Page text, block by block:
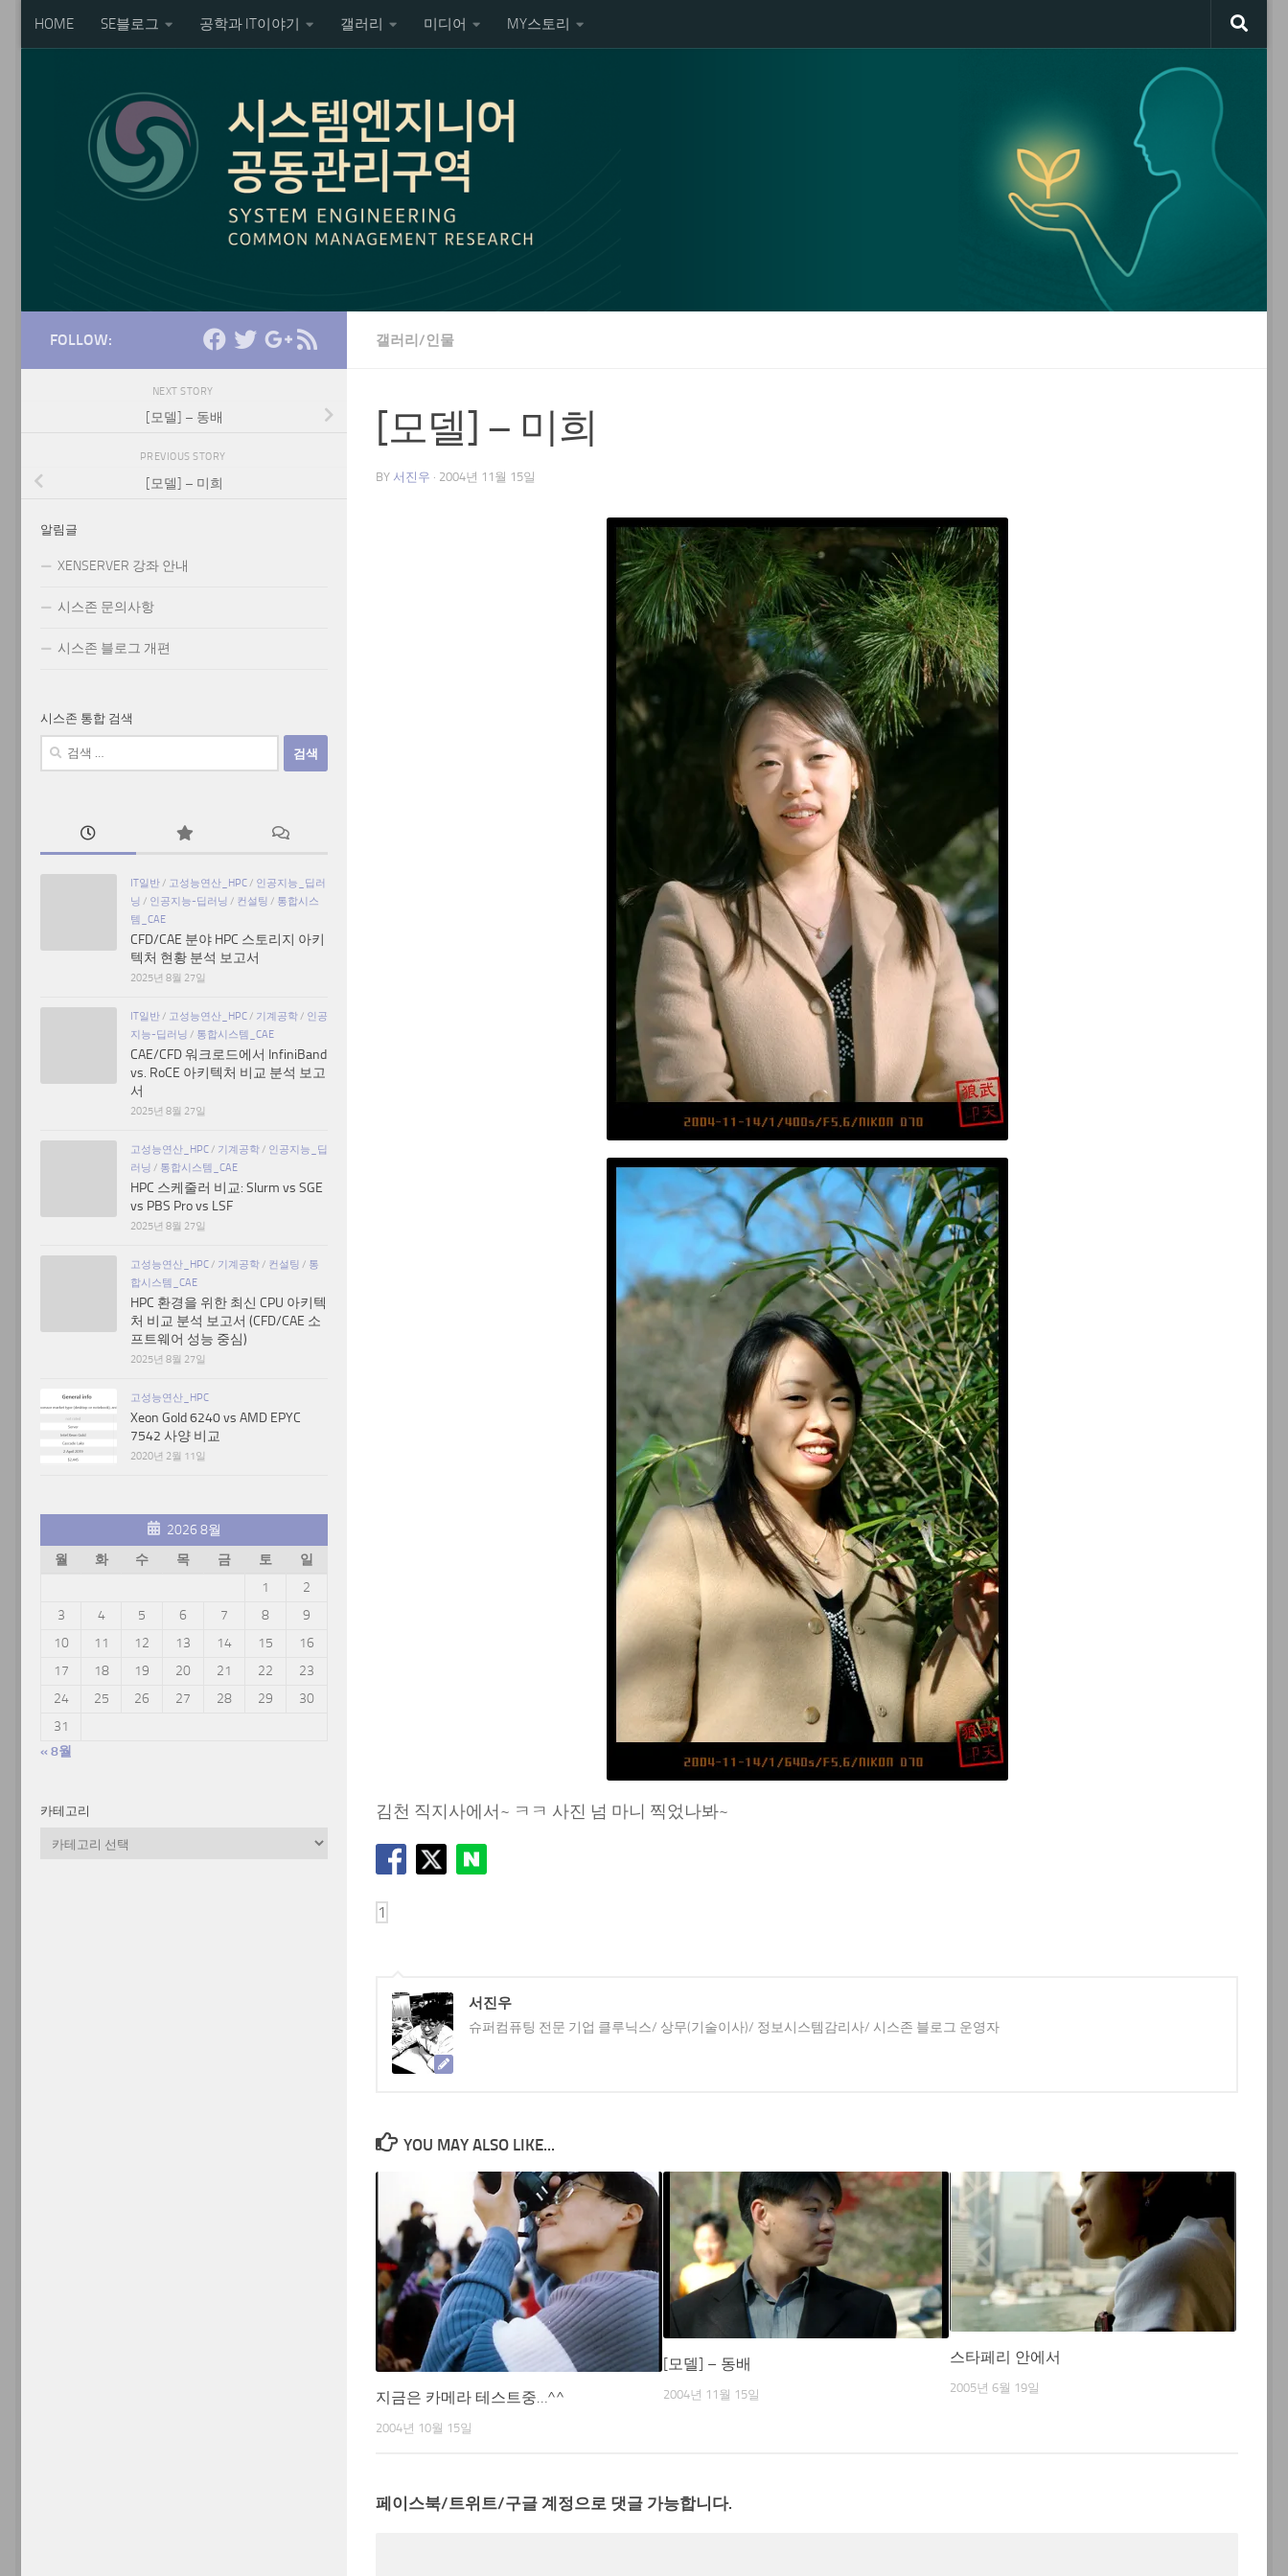
Skip to content
HOME SE블로그 공학과 IT이야기 갤러리 미디어 MY스토리
갤러리/인물
[모델] – 미희
BY 서진우 · 2004년 11월 15일
김천 직지사에서~ ㅋㅋ 사진 넘 마니 찍었나봐~
서진우
슈퍼컴퓨팅 전문 기업 클루닉스/ 상무(기술이사)/ 정보시스템감리사/ 시스존 블로그 운영자
YOU MAY ALSO LIKE...
지금은 카메라 테스트중…^^
2004년 10월 15일
[모델] – 동배
2004년 11월 15일
스타페리 안에서
2005년 6월 19일
페이스북/트위트/구글 계정으로 댓글 가능합니다.
FOLLOW:
NEXT STORY
[모델] – 동배
PREVIOUS STORY
[모델] – 미희
알림글
XENSERVER 강좌 안내
시스존 문의사항
시스존 블로그 개편
시스존 통합 검색
검
IT일반/ 고성능연산_HPC/ 인공지능_딥러
닝 / 인공지능-딥러닝 / 컨설팅 / 통합시스
템_CAE
CFD/CAE 분야 HPC 스토리지 아키
텍처 현황 분석 보고서
2025년 8월 27일
IT일반/ 고성능연산_HPC/ 기계공학/ 인공
지능-딥러닝 / 통합시스템_CAE
CAE/CFD 워크로드에서 InfiniBand
vs. RoCE 아키텍처 비교 분석 보고
서
2025년 8월 27일
고성능연산_HPC/ 기계공학/ 인공지능_딥
러닝 / 통합시스템_CAE
HPC 스케줄러 비교: Slurm vs SGE
vs PBS Pro vs LSF
2025년 8월 27일
고성능연산_HPC/ 기계공학/ 컨설팅 / 통
합시스템_CAE
HPC 환경을 위한 최신 CPU 아키텍
처 비교 분석 보고서 (CFD/CAE 소
프트웨어 성능 중심)
2025년 8월 27일
고성능연산_HPC
Xeon Gold 6240 vs AMD EPYC
7542 사양 비교
2020년 2월 11일
2026 8월
월
화 수 목 금 토
일
1
2
3
4 5 6 7 8
9
10
11 12 13 14 15
16
17
18 19 20 21 22
23
24
25 26 27 28 29
30
31
« 8월
카테고리